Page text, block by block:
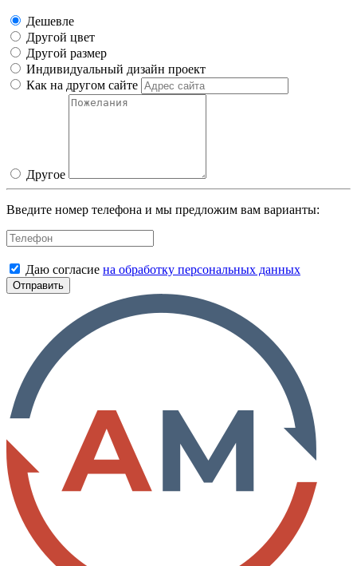
Дешевле
Другой цвет
Другой размер
Индивидуальный дизайн проект
Как на другом сайте
Другое
Введите номер телефона и мы предложим вам варианты:
Даю согласие на обработку персональных данных
Отправить